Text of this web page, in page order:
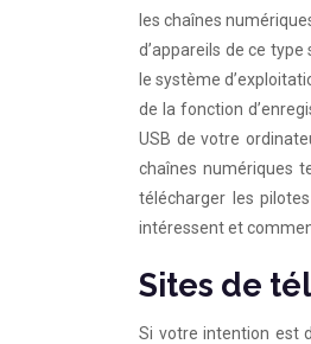
les chaînes
d’appareils de ce
le système
de la fonction
USB de votre
chaînes numériques
télécharger les
intéressent et
Sites de
Si votre intention est